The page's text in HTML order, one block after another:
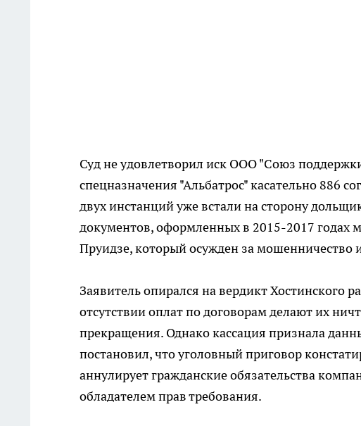
Суд не удовлетворил иск ООО "Союз
спецназначения "Альбатрос" касательно 886
двух инстанций уже встали на сторону
документов, оформленных в 2015-2017 годах
Пруидзе, который осужден за мошенничество
Заявитель опирался на вердикт Хостинского
отсутствии оплат по договорам делают их
прекращения. Однако кассация признала
постановил, что уголовный приговор
аннулирует гражданские обязательства
обладателем прав требования.